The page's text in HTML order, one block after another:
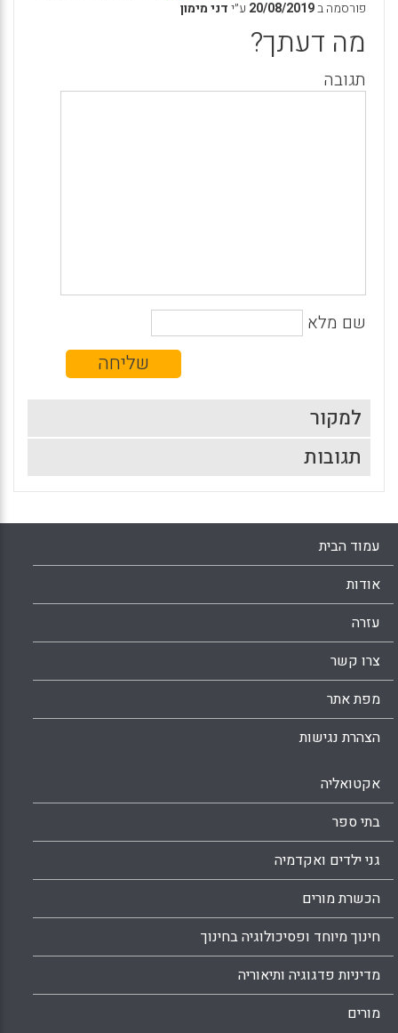
פורסמה ב20/08/2019 ע״ידני מימון
מה דעתך?
תגובה
שם מלא
למקור
תגובות
עמוד הבית
אודות
עזרה
צרו קשר
מפת אתר
הצהרת נגישות
אקטואליה
בתי ספר
גני ילדים ואקדמיה
הכשרת מורים
חינוך מיוחד ופסיכולוגיה בחינוך
מדיניות פדגוגיה ותיאוריה
מורים